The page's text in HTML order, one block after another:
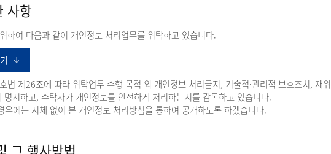
사항
하여 다음과 같이 개인정보 처리업무를 위탁하고 있습니다.
법 제26조에 따라 위탁업무 수행 목적 외 개인정보 처리금지, 기술적·관리적 보호조치, 재
시하고, 수탁자가 개인정보를 안전하게 처리하는지를 감독하고 있습니다.
에는 지체 없이 본 개인정보 처리방침을 통하여 공개하도록 하겠습니다.
그 행사방법